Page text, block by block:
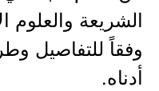
الشريعة والعلوم
وفقاً للتفاصيل
أدناه.